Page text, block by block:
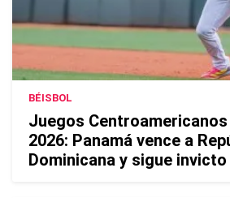
BÉISBOL
Juegos
2026: Panamá vence a
Dominicana y sigue invicto